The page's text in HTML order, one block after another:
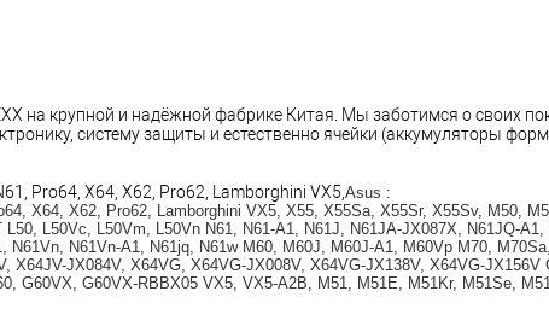
на крупной и надёжной фабрике Китая. Мы заботимся о своих
систему защиты и естественно ячейки (аккумуляторы
Pro64, X64, X62, Pro62, Lamborghini VX5, Asus :
X64, X62, Pro62, Lamborghini VX5, X55, X55Sa, X55Sr, X55Sv, M50,
L50Vc, L50Vm, L50Vn N61, N61-A1, N61J, N61JA-JX087X, N61JQ-A1,
N61Vn-A1, N61jq, N61w M60, M60J, M60J-A1, M60Vp M70,
JX084V, X64VG, X64VG-JX008V, X64VG-JX138V, X64VG-JX156V
G60VX, G60VX-RBBX05 VX5, VX5-A2B, M51, M51E, M51Kr, M51Se,